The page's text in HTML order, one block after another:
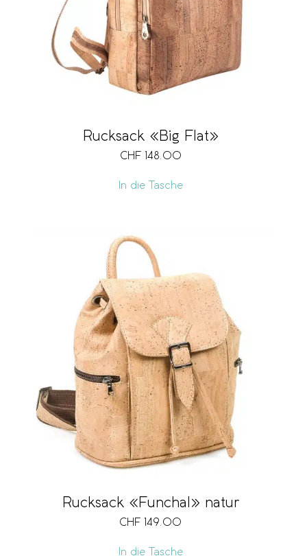
Rucksack «Big Flat»
CHF 148.00
In die Tasche
Rucksack «Funchal» natur
CHF 149.00
In die Tasche